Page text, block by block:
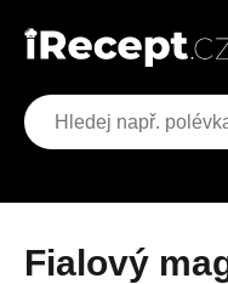
Fialový maguey: Léčivá